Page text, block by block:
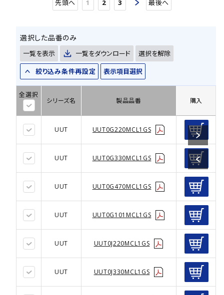
先頭へ 1 2 3 最後へ
選択した品番のみ
一覧を表示 一覧をダウンロード
選択を解除
絞り込み条件再設定
表示項目選択
全選択
シリーズ名 製品品番 購入
UUT UUT0G220MCL1GS
UUT UUT0G330MCL1GS
UUT UUT0G470MCL1GS
UUT UUT0G101MCL1GS
UUT UUT0J220MCL1GS
UUT UUT0J330MCL1GS